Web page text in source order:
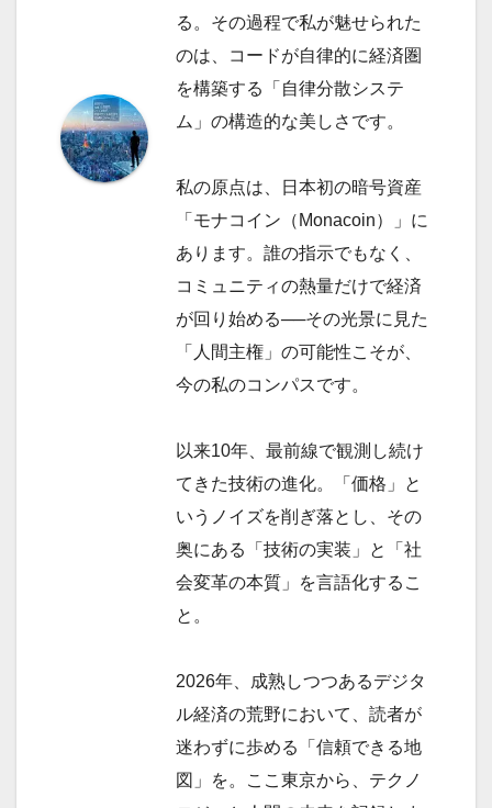
る。その過程で私が魅せられた
のは、コードが自律的に経済圏
を構築する「自律分散システ
ム」の構造的な美しさです。
私の原点は、日本初の暗号資産
「モナコイン（Monacoin）」に
あります。誰の指示でもなく、
コミュニティの熱量だけで経済
が回り始める──その光景に見た
「人間主権」の可能性こそが、
今の私のコンパスです。
以来10年、最前線で観測し続け
てきた技術の進化。「価格」と
いうノイズを削ぎ落とし、その
奥にある「技術の実装」と「社
会変革の本質」を言語化するこ
と。
2026年、成熟しつつあるデジタ
ル経済の荒野において、読者が
迷わずに歩める「信頼できる地
図」を。ここ東京から、テクノ